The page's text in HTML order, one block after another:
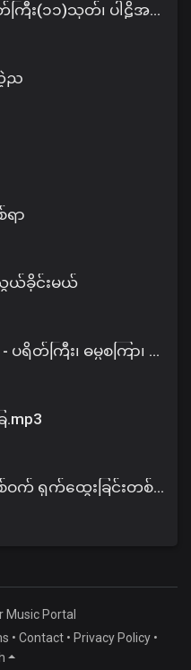
ဦးဉာဏိဿရ - ပရိတ်ကြီး(၁၁)သုတ်၊ ပါဠိအနက် (၂)
ည
ာ
ယ်ခိုင်းမယ်
အရှင်ဇနကာဘိဝံသ - ပရိတ်ကြီး၊ ဓမ္မစကြာ၊ အနတ္တလက္ခဏသုတ်
05 - ကြင်နာခြင်းတစ်ဝက် ရှက်ထွေးခြင်းတစ်ဝက်.mp3
Portal
• Contact• Privacy Policy•